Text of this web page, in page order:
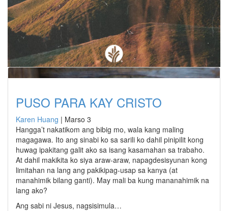
PUSO PARA KAY CRISTO
Karen Huang | Marso 3
Hangga’t nakatikom ang bibig mo, wala kang maling
magagawa. Ito ang sinabi ko sa sarili ko dahil pinipilit kong
huwag ipakitang galit ako sa isang kasamahan sa trabaho.
At dahil makikita ko siya araw-araw, napagdesisyunan kong
limitahan na lang ang pakikipag-usap sa kanya (at
manahimik bilang ganti). May mali ba kung mananahimik na
lang ako?
Ang sabi ni Jesus, nagsisimula…